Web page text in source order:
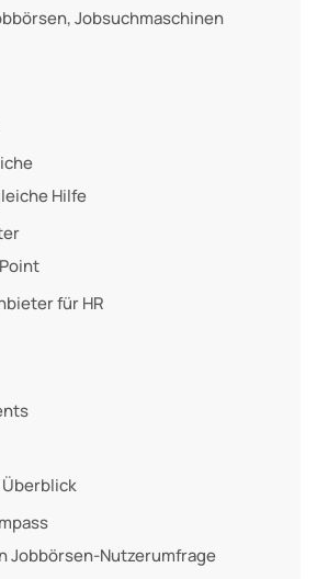
Jobsuchmaschinen
Hilfe
für HR
Überblick
Jobbörsen-Nutzerumfrage